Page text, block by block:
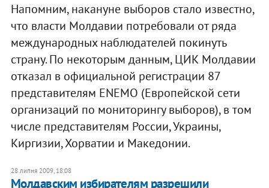
Напомним, накануне выборов стало известно,
что власти Молдавии потребовали от ряда
международных наблюдателей покинуть
страну. По некоторым данным, ЦИК Молдавии
отказал в официальной регистрации 87
представителям ENEMO (Европейской сети
организаций по мониторингу выборов), в том
числе представителям России, Украины,
Киргизии, Хорватии и Македонии.
28 липня 2009, 18:08
Молдавским избирателям разрешили